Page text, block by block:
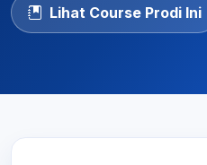
Lihat Course Prodi Ini